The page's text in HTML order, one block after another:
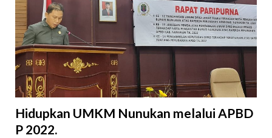
Hidupkan UMKM Nunukan melalui APBD
P 2022.